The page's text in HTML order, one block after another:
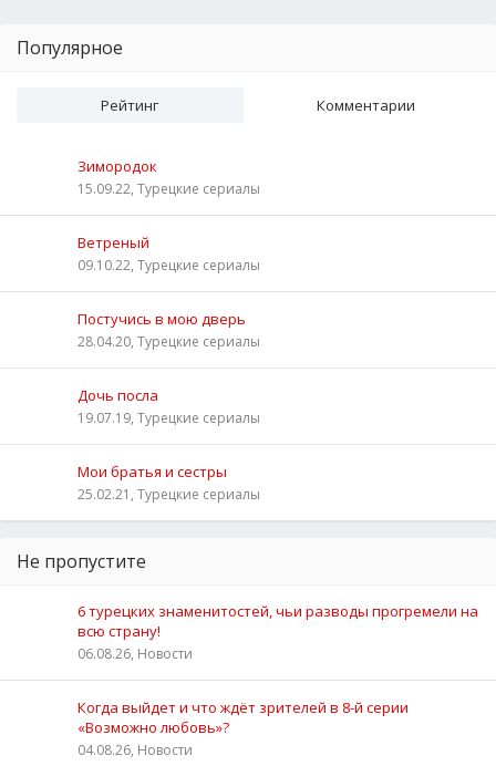
Популярное
Рейтинг Комментарии
Зимородок
15.09.22, Турецкие сериалы
Ветреный
09.10.22, Турецкие сериалы
Постучись в мою дверь
28.04.20, Турецкие сериалы
Дочь посла
19.07.19, Турецкие сериалы
Мои братья и сестры
25.02.21, Турецкие сериалы
Не пропустите
6 турецких знаменитостей, чьи разводы прогремели на
всю страну!
06.08.26, Новости
Когда выйдет и что ждёт зрителей в 8-й серии
«Возможно любовь»?
04.08.26, Новости